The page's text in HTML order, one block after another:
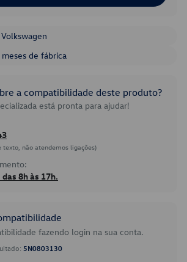
de fábrica
a compatibilidade deste produto?
está pronta para ajudar!
texto, não atendemos ligações)
8h às 17h.
fazendo login na sua conta.
5N0803130